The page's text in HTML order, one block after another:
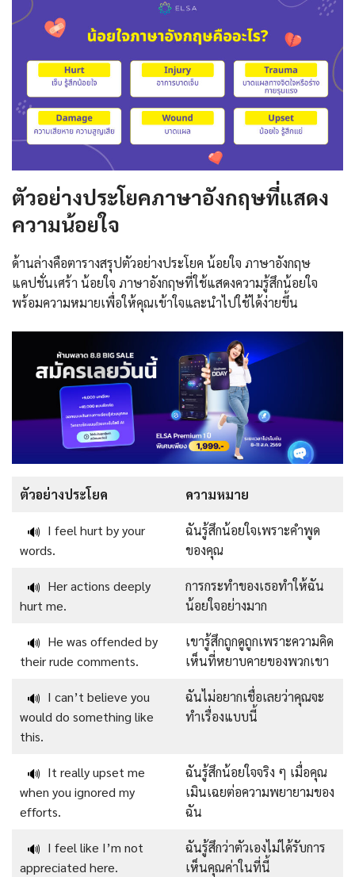
ตัวอย่างประโยคภาษาอังกฤษที่แสดง
ความน้อยใจ
ด้านล่างคือตารางสรุปตัวอย่างประโยค น้อยใจ ภาษาอังกฤษ
แคปชั่นเศร้า น้อยใจ ภาษาอังกฤษที่ใช้แสดงความรู้สึกน้อยใจ
พร้อมความหมายเพื่อให้คุณเข้าใจและนำไปใช้ได้ง่ายขึ้น
ตัวอย่างประโยค ความหมาย
🔊 I feel hurt by your
words.
ฉันรู้สึกน้อยใจเพราะคำพูด
ของคุณ
🔊 Her actions deeply
hurt me.
การกระทำของเธอทำให้ฉัน
น้อยใจอย่างมาก
🔊 He was offended by
their rude comments.
เขารู้สึกถูกดูถูกเพราะความคิด
เห็นที่หยาบคายของพวกเขา
🔊 I can’t believe you
would do something like
this.
ฉันไม่อยากเชื่อเลยว่าคุณจะ
ทำเรื่องแบบนี้
🔊 It really upset me
when you ignored my
efforts.
ฉันรู้สึกน้อยใจจริง ๆ เมื่อคุณ
เมินเฉยต่อความพยายามของ
ฉัน
🔊 I feel like I’m not
appreciated here.
ฉันรู้สึกว่าตัวเองไม่ได้รับการ
เห็นคุณค่าในที่นี้